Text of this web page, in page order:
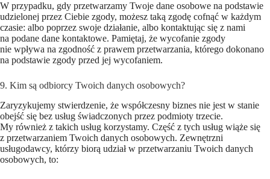
W przypadku, gdy przetwarzamy Twoje dane osobowe na podstawie
udzielonej przez Ciebie zgody, możesz taką zgodę cofnąć w każdym
czasie: albo poprzez swoje działanie, albo kontaktując się z nami
na podane dane kontaktowe. Pamiętaj, że wycofanie zgody
nie wpływa na zgodność z prawem przetwarzania, którego dokonano
na podstawie zgody przed jej wycofaniem.
9. Kim są odbiorcy Twoich danych osobowych?
Zaryzykujemy stwierdzenie, że współczesny biznes nie jest w stanie
obejść się bez usług świadczonych przez podmioty trzecie.
My również z takich usług korzystamy. Część z tych usług wiąże się
z przetwarzaniem Twoich danych osobowych. Zewnętrzni
usługodawcy, którzy biorą udział w przetwarzaniu Twoich danych
osobowych, to: